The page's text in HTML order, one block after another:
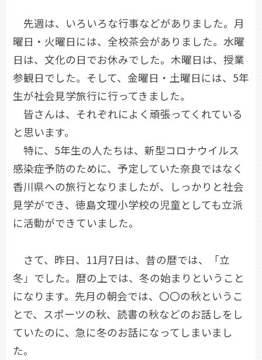
先週は、いろいろな行事などがありました。月
曜日・火曜日には、全校茶会がありました。水曜
日は、文化の日でお休みでした。木曜日は、授業
参観日でした。そして、金曜日・土曜日には、5年
生が社会見学旅行に行ってきました。
皆さんは、それぞれによく頑張ってくれている
と思います。
特に、5年生の人たちは、新型コロナウイルス
感染症予防のために、予定していた奈良ではなく
香川県への旅行となりましたが、しっかりと社会
見学ができ、徳島文理小学校の児童としても立派
に活動ができていました。
さて、昨日、11月7日は、昔の暦では、「立
冬」でした。暦の上では、冬の始まりということ
になります。先月の朝会では、〇〇の秋というこ
とで、スポーツの秋、読書の秋などのお話しをし
ていたのに、急に冬のお話になってしまいまし
た。